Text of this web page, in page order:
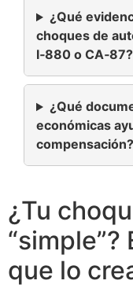
¿Qué
choques de
I‑880 o CA‑87?
¿Qué
económicas
compensación?
¿Tu
“simple”?
que lo